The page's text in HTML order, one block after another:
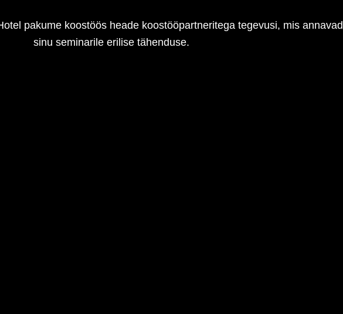
pakume koostöös heade koostööpartneritega tegevusi, mis annavad
sinu seminarile erilise tähenduse.